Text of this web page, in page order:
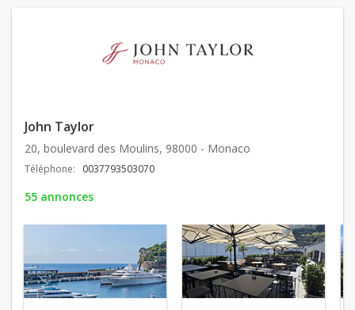
John Taylor
20, boulevard des Moulins, 98000 - Monaco
Téléphone: 0037793503070
55 annonces